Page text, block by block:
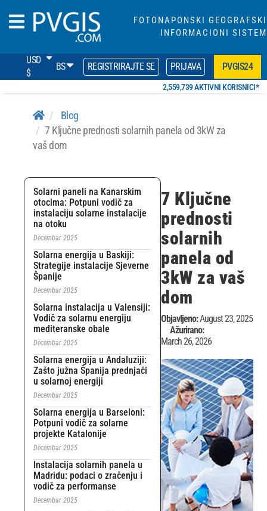
FOTONAPONSKI GEOGRAFSKI
INFORMACIONI SISTEM
USD
$
BS REGISTRIRAJTE SE PRIJAVA PVGIS24
2,559,739 AKTIVNI KORISNICI*
Blog
7 Ključne prednosti solarnih panela od 3kW za
vaš dom
Solarni paneli na Kanarskim
otocima: Potpuni vodič za
instalaciju solarne instalacije
na otoku
Decembar 2025
Solarna energija u Baskiji:
Strategije instalacije Sjeverne
Španije
Decembar 2025
Solarna instalacija u Valensiji:
Vodič za solarnu energiju
mediteranske obale
Decembar 2025
Solarna energija u Andaluziji:
Zašto južna Španija prednjači
u solarnoj energiji
Decembar 2025
Solarna energija u Barseloni:
Potpuni vodič za solarne
projekte Katalonije
Decembar 2025
Instalacija solarnih panela u
Madridu: podaci o zračenju i
vodič za performanse
Decembar 2025
7 Ključne
prednosti
solarnih
panela od
3kW za vaš
dom
Objavljeno:August 23, 2025
Ažurirano:
March 26, 2026